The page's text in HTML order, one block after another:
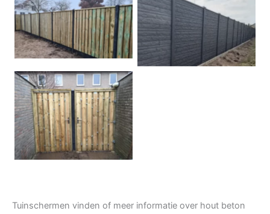
Hout beton schuttingen Rots motief antraciet
Tuindeur grenen
Tuinschermen vinden of meer informatie over hout beton